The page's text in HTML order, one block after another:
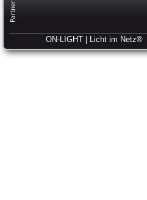
ON-LIGHT | Licht im Netz®